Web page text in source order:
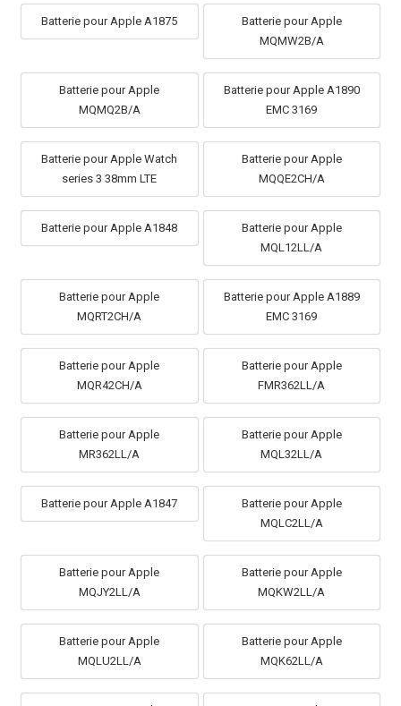
Batterie pour Apple A1875
Batterie pour Apple
MQMW2B/A
Batterie pour Apple
MQMQ2B/A
Batterie pour Apple A1890
EMC 3169
Batterie pour Apple Watch
series 3 38mm LTE
Batterie pour Apple
MQQE2CH/A
Batterie pour Apple A1848
Batterie pour Apple
MQL12LL/A
Batterie pour Apple
MQRT2CH/A
Batterie pour Apple A1889
EMC 3169
Batterie pour Apple
MQR42CH/A
Batterie pour Apple
FMR362LL/A
Batterie pour Apple
MR362LL/A
Batterie pour Apple
MQL32LL/A
Batterie pour Apple A1847
Batterie pour Apple
MQLC2LL/A
Batterie pour Apple
MQJY2LL/A
Batterie pour Apple
MQKW2LL/A
Batterie pour Apple
MQLU2LL/A
Batterie pour Apple
MQK62LL/A